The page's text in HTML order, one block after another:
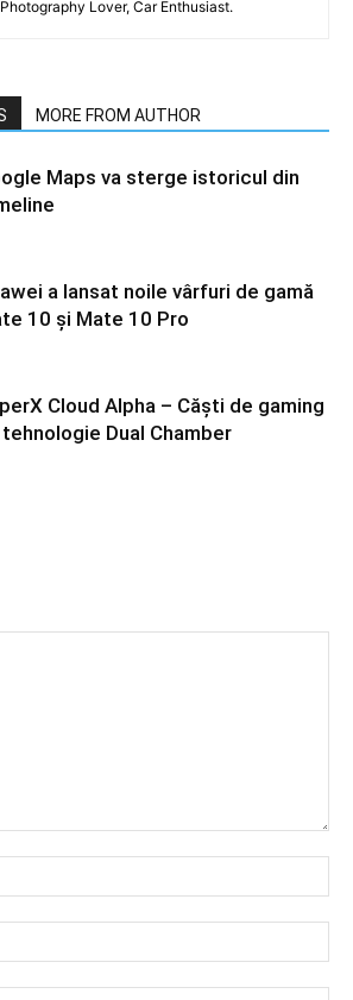
Lover, Car Enthusiast.
MORE FROM AUTHOR
Maps va sterge istoricul din
a lansat noile vârfuri de gamă
10 și Mate 10 Pro
Cloud Alpha – Căști de gaming
Dual Chamber